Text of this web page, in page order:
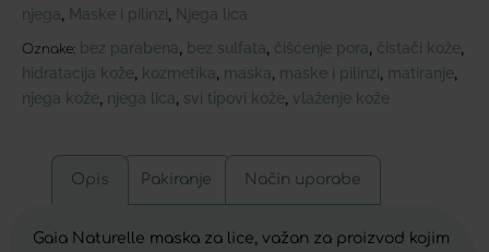
njega Maske i pilinzi Njega lica
Oznake: bez parabena bez sulfata čišćenje pora čistači kože
hidratacija kože kozmetika maska maske i pilinzi matiranje
njega kože njega lica svi tipovi kože vlaženje kože
Opis Pakiranje Način uporabe
Gaia Naturelle maska za lice, važan za proizvod kojim